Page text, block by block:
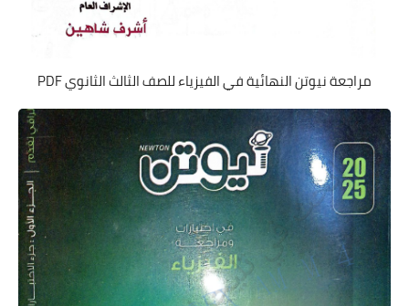
مراجعة نيوتن النهائية في الفيزياء للصف الثالث الثانوي PDF